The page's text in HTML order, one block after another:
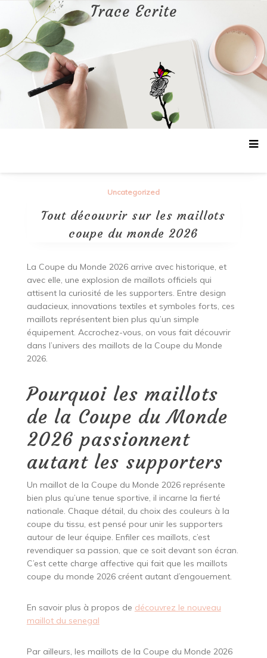
contenu
Trace Ecrite
Uncategorized
Tout découvrir sur les maillots
coupe du monde 2026
La Coupe du Monde 2026 arrive avec historique, et
avec elle, une explosion de maillots officiels qui
attisent la curiosité de les supporters. Entre design
audacieux, innovations textiles et symboles forts, ces
maillots représentent bien plus qu’un simple
équipement. Accrochez-vous, on vous fait découvrir
dans l’univers des maillots de la Coupe du Monde
2026.
Pourquoi les maillots
de la Coupe du Monde
2026 passionnent
autant les supporters
Un maillot de la Coupe du Monde 2026 représente
bien plus qu’une tenue sportive, il incarne la fierté
nationale. Chaque détail, du choix des couleurs à la
coupe du tissu, est pensé pour unir les supporters
autour de leur équipe. Enfiler ces maillots, c’est
revendiquer sa passion, que ce soit devant son écran.
C’est cette charge affective qui fait que les maillots
coupe du monde 2026 créent autant d’engouement.
En savoir plus à propos de découvrez le nouveau
maillot du senegal
Par ailleurs, les maillots de la Coupe du Monde 2026